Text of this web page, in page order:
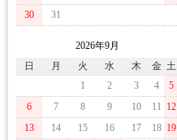
30
31
2026年9月
日
月 火 水 木 金 土
1
2 3 4
5
6
7 8 9 10 11 12
13
14 15 16 17 18 19